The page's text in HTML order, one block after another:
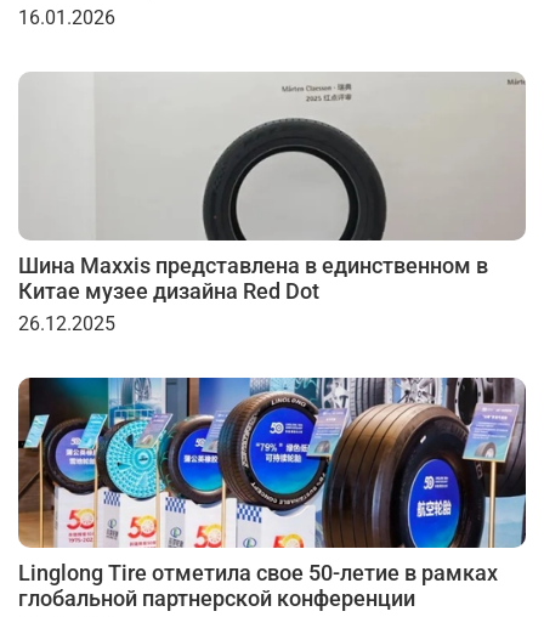
16.01.2026
Шина Maxxis представлена в единственном в
Китае музее дизайна Red Dot
26.12.2025
Linglong Tire отметила свое 50-летие в рамках
глобальной партнерской конференции